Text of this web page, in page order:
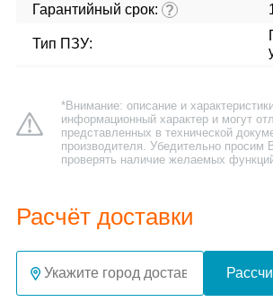
Гарантийный срок: ?
Тип ПЗУ:
*Внимание: описание и
информационный характер и могут
представленных в технической
производителя. Убедительно просим
проверять наличие желаемых функций
Расчёт доставки